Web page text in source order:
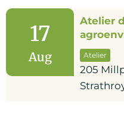
17
Aug
Atelier
Atelier
205